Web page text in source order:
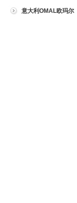
意大利OMAL欧玛尔